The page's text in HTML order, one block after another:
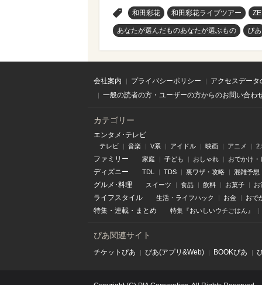
和田彩花 和田彩花ライブツアー
あなたが選んだものあなたが選ぶもの ぴあ
会社案内 プライバシーポリシー
アクセスデー
一般の読者の方・ユーザーの方からのお問い合わ
カテゴリー
エンタメ･テレビ
テレビ 音楽 V系 アイドル 映画 アニメ
ファミリー 家庭 子ども おしゃれ おでかけ・
ディズニー TDL TDS 裏ワザ・攻略 混雑予想
グルメ･料理 スイーツ 食品 飲料 お菓子 お
ライフスタイル 生活・ライフハック お金 おで
特集 ・ 連載 ・ まとめ 特集『おいしいウチごはん』
ぴあ関連サイト
チケットぴあ ぴあ(アプリ&Web) BOOKぴあ